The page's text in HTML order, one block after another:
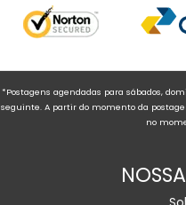
*Postagens agendadas para sábados,
seguinte. A partir do momento da
no